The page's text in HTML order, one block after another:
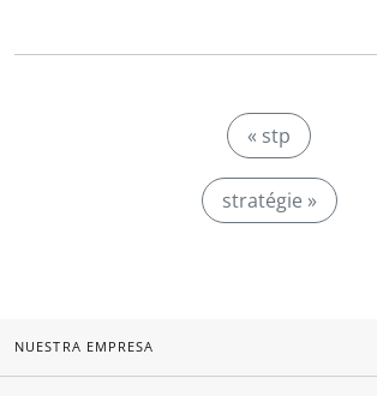
« stp
stratégie »
NUESTRA EMPRESA